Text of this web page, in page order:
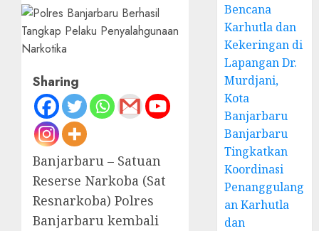
Sharing
Banjarbaru – Satuan
Reserse Narkoba (Sat
Resnarkoba) Polres
Banjarbaru kembali
Bencana
Karhutla dan
Kekeringan di
Lapangan Dr.
Murdjani,
Kota
Banjarbaru
Banjarbaru
Tingkatkan
Koordinasi
Penanggulang
an Karhutla
dan